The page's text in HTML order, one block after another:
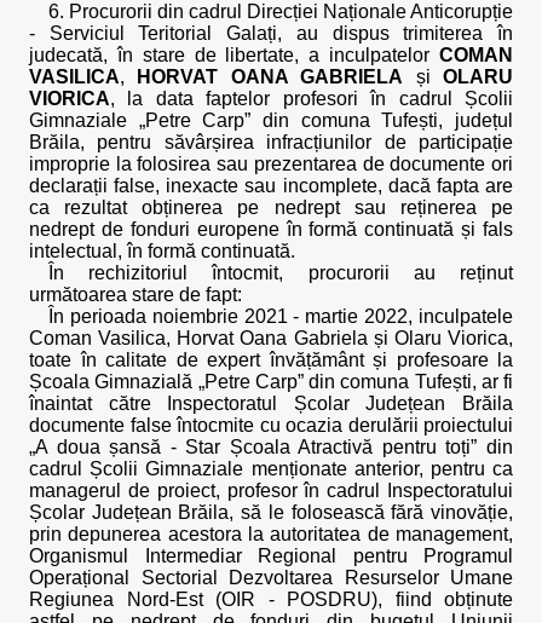
6. Procurorii din cadrul Direcției Naționale Anticorupție
- Serviciul Teritorial Galați, au dispus trimiterea în
judecată, în stare de libertate, a inculpatelor COMAN
VASILICA, HORVAT OANA GABRIELA șiOLARU
VIORICA, la data faptelor profesori în cadrul Școlii
Gimnaziale „Petre Carp” din comuna Tufești, județul
Brăila, pentru săvârșirea infracțiunilor de participație
improprie la folosirea sau prezentarea de documente ori
declarații false, inexacte sau incomplete, dacă fapta are
ca rezultat obținerea pe nedrept sau reținerea pe
nedrept de fonduri europene în formă continuată și fals
intelectual, în formă continuată.
În rechizitoriul întocmit, procurorii au reținut
următoarea stare de fapt:
În perioada noiembrie 2021 - martie 2022, inculpatele
Coman Vasilica, Horvat Oana Gabriela și Olaru Viorica,
toate în calitate de expert învățământ și profesoare la
Școala Gimnazială „Petre Carp” din comuna Tufești, ar fi
înaintat către Inspectoratul Școlar Județean Brăila
documente false întocmite cu ocazia derulării proiectului
„A doua șansă - Star Școala Atractivă pentru toți” din
cadrul Școlii Gimnaziale menționate anterior, pentru ca
managerul de proiect, profesor în cadrul Inspectoratului
Școlar Județean Brăila, să le folosească fără vinovăție,
prin depunerea acestora la autoritatea de management,
Organismul Intermediar Regional pentru Programul
Operațional Sectorial Dezvoltarea Resurselor Umane
Regiunea Nord-Est (OIR - POSDRU), fiind obținute